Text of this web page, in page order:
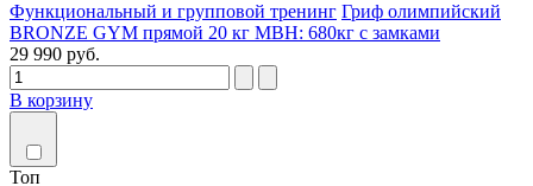
Функциональный и групповой тренинг Гриф олимпийский
BRONZE GYM прямой 20 кг МВН: 680кг с замками
29 990 руб.
В корзину
Топ